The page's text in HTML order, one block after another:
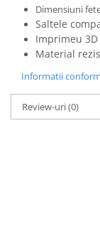
Dimensiuni
Saltele
Imprimeu
Material
Informatii
Review-uri(0)